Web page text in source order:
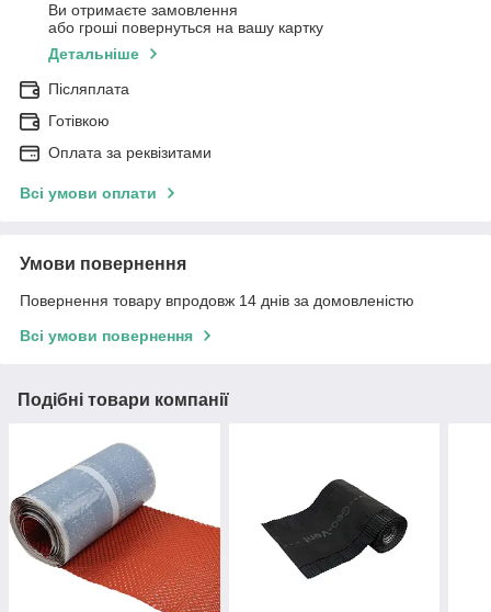
Ви отримаєте замовлення
або гроші повернуться на вашу картку
Детальніше
Післяплата
Готівкою
Оплата за реквізитами
Всі умови оплати
Умови повернення
Повернення товару впродовж 14 днів за домовленістю
Всі умови повернення
Подібні товари компанії